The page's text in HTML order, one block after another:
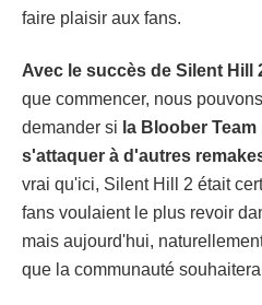
faire plaisir aux fans.
Avec le succès de Silent Hill
que commencer, nous
demander si la Bloober
s'attaquer à d'autres
vrai qu'ici, Silent Hill 2 était
fans voulaient le plus revoir
mais aujourd'hui,
que la communauté